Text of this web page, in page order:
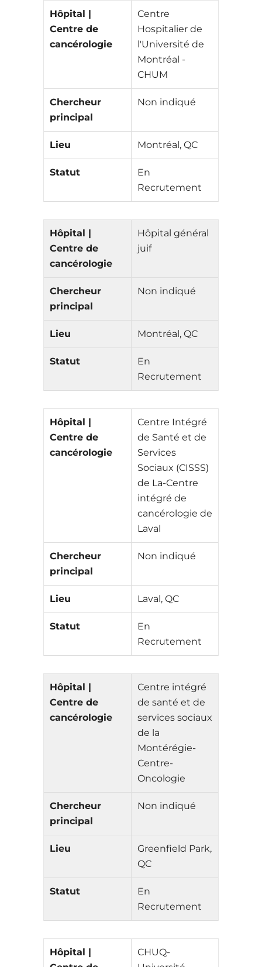
Hôpital |
Centre de
cancérologie
Centre
Hospitalier de
l'Université de
Montréal -
CHUM
Chercheur
principal
Non indiqué
Lieu Montréal, QC
Statut
En
Recrutement
Hôpital |
Centre de
cancérologie
Hôpital général
juif
Chercheur
principal
Non indiqué
Lieu Montréal, QC
Statut
En
Recrutement
Hôpital |
Centre de
cancérologie
Centre Intégré
de Santé et de
Services
Sociaux (CISSS)
de La-Centre
intégré de
cancérologie de
Laval
Chercheur
principal
Non indiqué
Lieu Laval, QC
Statut
En
Recrutement
Hôpital |
Centre de
cancérologie
Centre intégré
de santé et de
services sociaux
de la
Montérégie-
Centre-
Oncologie
Chercheur
principal
Non indiqué
Lieu
Greenfield Park,
QC
Statut
En
Recrutement
Hôpital |
CHUQ-